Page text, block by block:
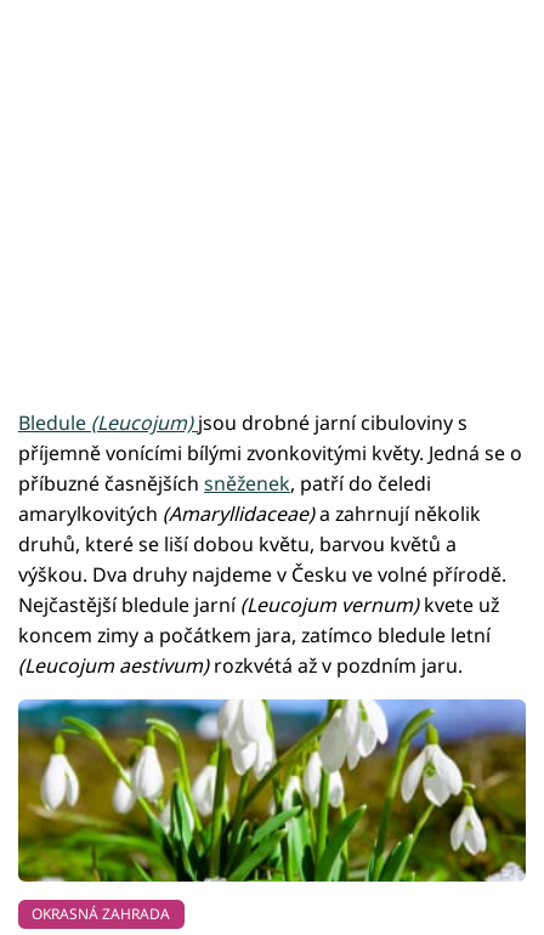
Bledule (Leucojum)jsou drobné jarní cibuloviny s
příjemně vonícími bílými zvonkovitými květy. Jedná se o
příbuzné časnějších sněženek, patří do čeledi
amarylkovitých (Amaryllidaceae)a zahrnují několik
druhů, které se liší dobou květu, barvou květů a
výškou. Dva druhy najdeme v Česku ve volné přírodě.
Nejčastější bledule jarní(Leucojum vernum)kvete už
koncem zimy a počátkem jara, zatímco bledule letní
(Leucojum aestivum)rozkvétá až v pozdním jaru.
OKRASNÁ ZAHRADA